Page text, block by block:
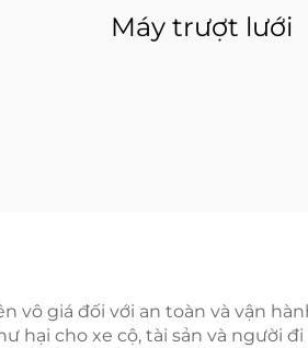
Máy trượt lưới
giá đối với an toàn và vận
hại cho xe cộ, tài sản và người